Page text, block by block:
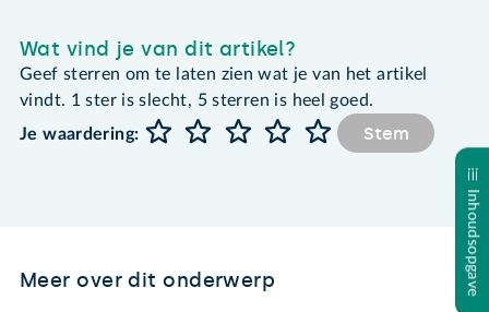
Inhoudsopgave
Wat vind je van dit artikel?
Geef sterren om te laten zien wat je van het artikel
vindt. 1 ster is slecht, 5 sterren is heel goed.
Je waardering:
Stem
Meer over dit onderwerp